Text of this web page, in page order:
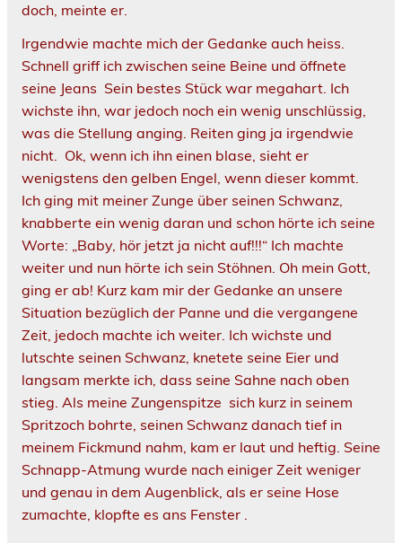
doch, meinte er.
Irgendwie machte mich der Gedanke auch heiss.
Schnell griff ich zwischen seine Beine und öffnete
seine Jeans Sein bestes Stück war megahart. Ich
wichste ihn, war jedoch noch ein wenig unschlüssig,
was die Stellung anging. Reiten ging ja irgendwie
nicht. Ok, wenn ich ihn einen blase, sieht er
wenigstens den gelben Engel, wenn dieser kommt.
Ich ging mit meiner Zunge über seinen Schwanz,
knabberte ein wenig daran und schon hörte ich seine
Worte: „Baby, hör jetzt ja nicht auf!!!“ Ich machte
weiter und nun hörte ich sein Stöhnen. Oh mein Gott,
ging er ab! Kurz kam mir der Gedanke an unsere
Situation bezüglich der Panne und die vergangene
Zeit, jedoch machte ich weiter. Ich wichste und
lutschte seinen Schwanz, knetete seine Eier und
langsam merkte ich, dass seine Sahne nach oben
stieg. Als meine Zungenspitze sich kurz in seinem
Spritzoch bohrte, seinen Schwanz danach tief in
meinem Fickmund nahm, kam er laut und heftig. Seine
Schnapp-Atmung wurde nach einiger Zeit weniger
und genau in dem Augenblick, als er seine Hose
zumachte, klopfte es ans Fenster .